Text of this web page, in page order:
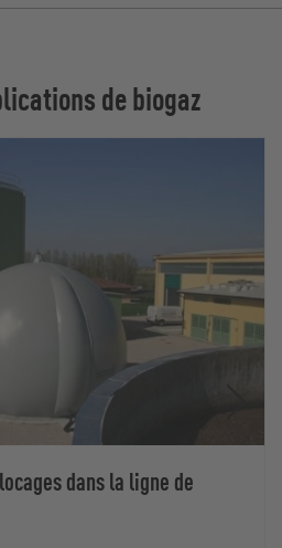
de biogaz
dans la ligne de